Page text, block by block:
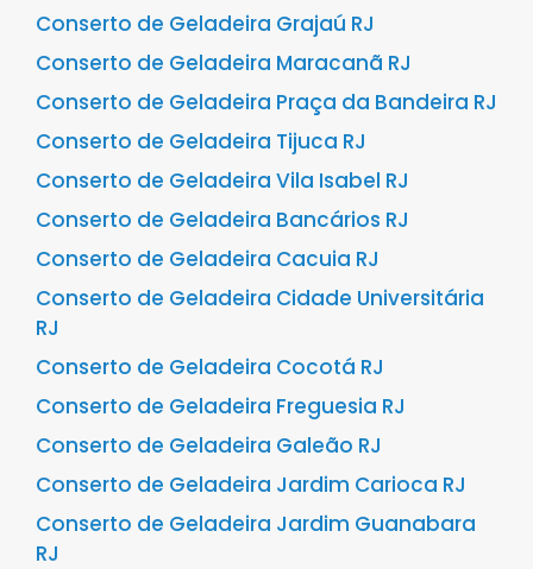
Conserto de Geladeira Grajaú RJ
Conserto de Geladeira Maracanã RJ
Conserto de Geladeira Praça da Bandeira RJ
Conserto de Geladeira Tijuca RJ
Conserto de Geladeira Vila Isabel RJ
Conserto de Geladeira Bancários RJ
Conserto de Geladeira Cacuia RJ
Conserto de Geladeira Cidade Universitária
RJ
Conserto de Geladeira Cocotá RJ
Conserto de Geladeira Freguesia RJ
Conserto de Geladeira Galeão RJ
Conserto de Geladeira Jardim Carioca RJ
Conserto de Geladeira Jardim Guanabara
RJ